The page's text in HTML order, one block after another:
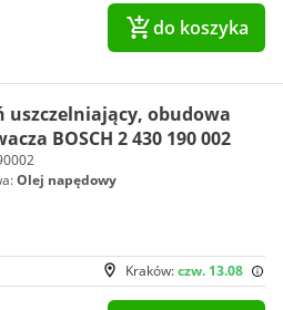
do koszyka
uszczelniający, obudowa
BOSCH 2 430 190 002
Olej napędowy
Kraków:czw. 13.08